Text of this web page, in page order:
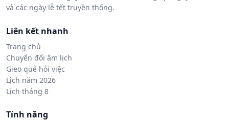
và các ngày lễ tết truyền thống.
Liên kết nhanh
Trang chủ
Chuyển đổi âm lịch
Gieo quẻ hỏi việc
Lịch năm 2026
Lịch tháng 8
Tính năng